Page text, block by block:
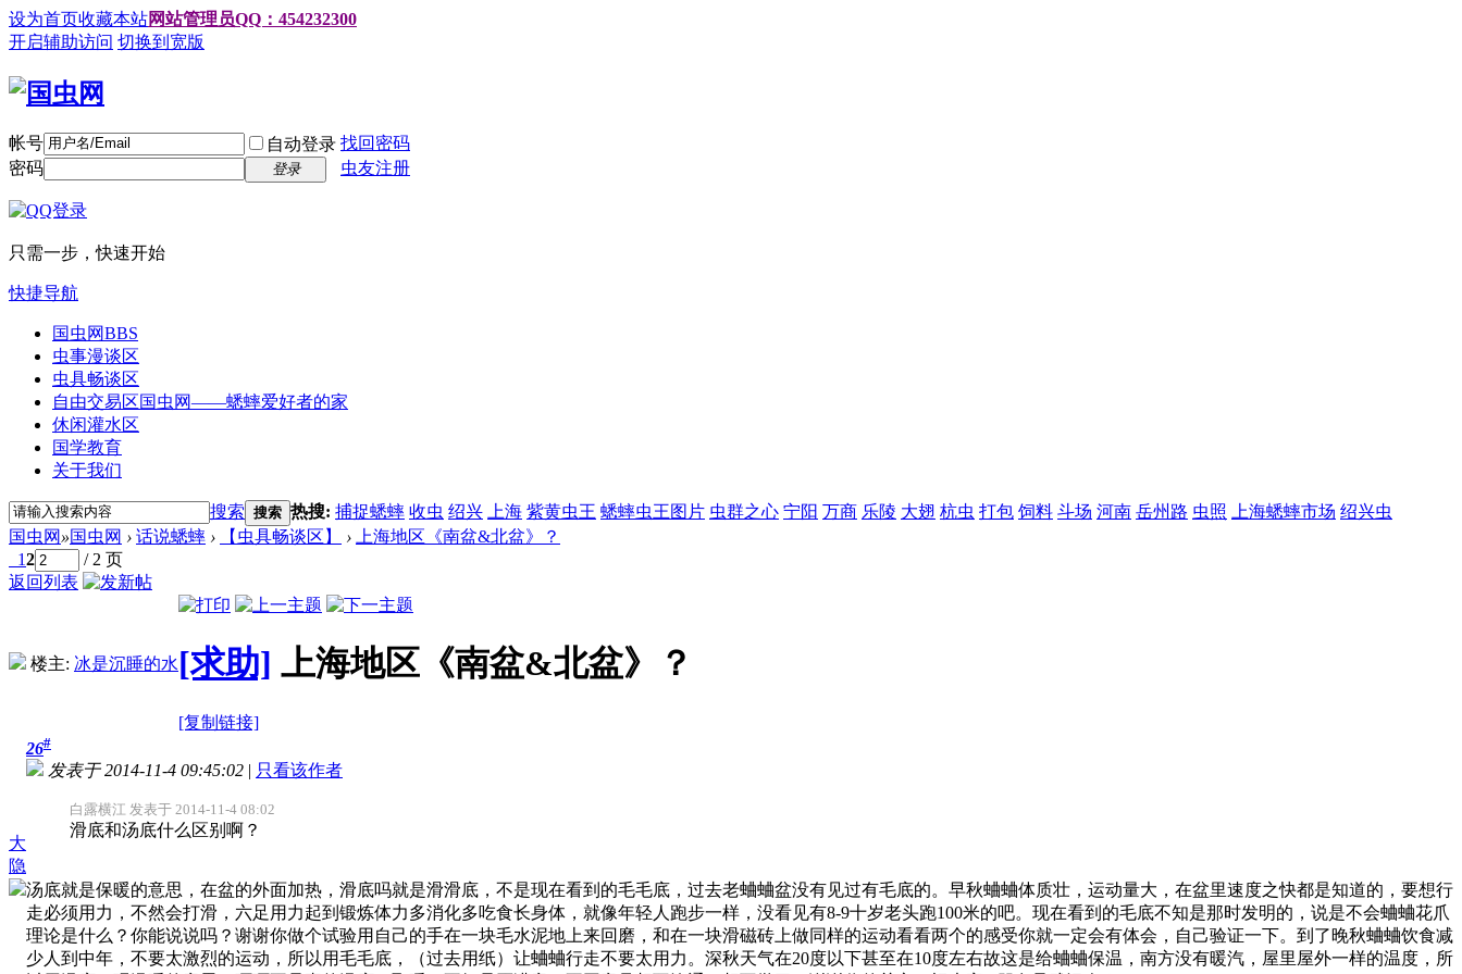
设为首页收藏本站网站管理员QQ：454232300
开启辅助访问 切换到宽版
帐号 自动登录 找回密码
密码
登录 虫友注册
只需一步，快速开始
快捷导航
国虫网BBS
虫事漫谈区
虫具畅谈区
自由交易区国虫网——蟋蟀爱好者的家
休闲灌水区
国学教育
关于我们
搜索 搜索 热搜: 捕捉蟋蟀 收虫 绍兴 上海 紫黄虫王 蟋蟀虫王图片 虫群之心 宁阳 万商 乐陵 大翅 杭虫 打包 饲料 斗场 河南 岳州路 虫照 上海蟋蟀市场 绍兴虫
国虫网 »国虫网 › 话说蟋蟀 › 【虫具畅谈区】 ›
上海地区《南盆&北盆》？
12
/ 2 页
返回列表
楼主: 冰是沉睡的水[求助] 上海地区《南盆&北盆》？
[复制链接]
大
隐
26#
发表于 2014-11-4 09:45:02 | 只看该作者
白露横江 发表于 2014-11-4 08:02
滑底和汤底什么区别啊？
汤底就是保暖的意思，在盆的外面加热，滑底吗就是滑滑底，不是现在看到的毛毛底，过去老蛐蛐盆没有见过有毛底的。早秋蛐蛐体质壮，运动量大，在盆里速度之快都是知道的，要想行
走必须用力，不然会打滑，六足用力起到锻炼体力多消化多吃食长身体，就像年轻人跑步一样，没看见有8-9十岁老头跑100米的吧。现在看到的毛底不知是那时发明的，说是不会蛐蛐花爪
理论是什么？你能说说吗？谢谢你做个试验用自己的手在一块毛水泥地上来回磨，和在一块滑磁砖上做同样的运动看看两个的感受你就一定会有体会，自己验证一下。到了晚秋蛐蛐饮食减
少人到中年，不要太激烈的运动，所以用毛毛底，（过去用纸）让蛐蛐行走不要太用力。深秋天气在20度以下甚至在10度左右故这是给蛐蛐保温，南方没有暖汽，屋里屋外一样的温度，所